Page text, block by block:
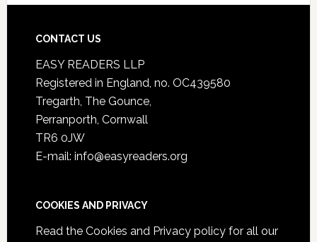
CONTACT US
EASY READERS LLP
Registered in England, no. OC439580
Tregarth, The Gounce,
Perranporth, Cornwall
TR6 0JW
E-mail: info@easyreaders.org
COOKIES AND PRIVACY
Read the Cookies and Privacy policyfor all our